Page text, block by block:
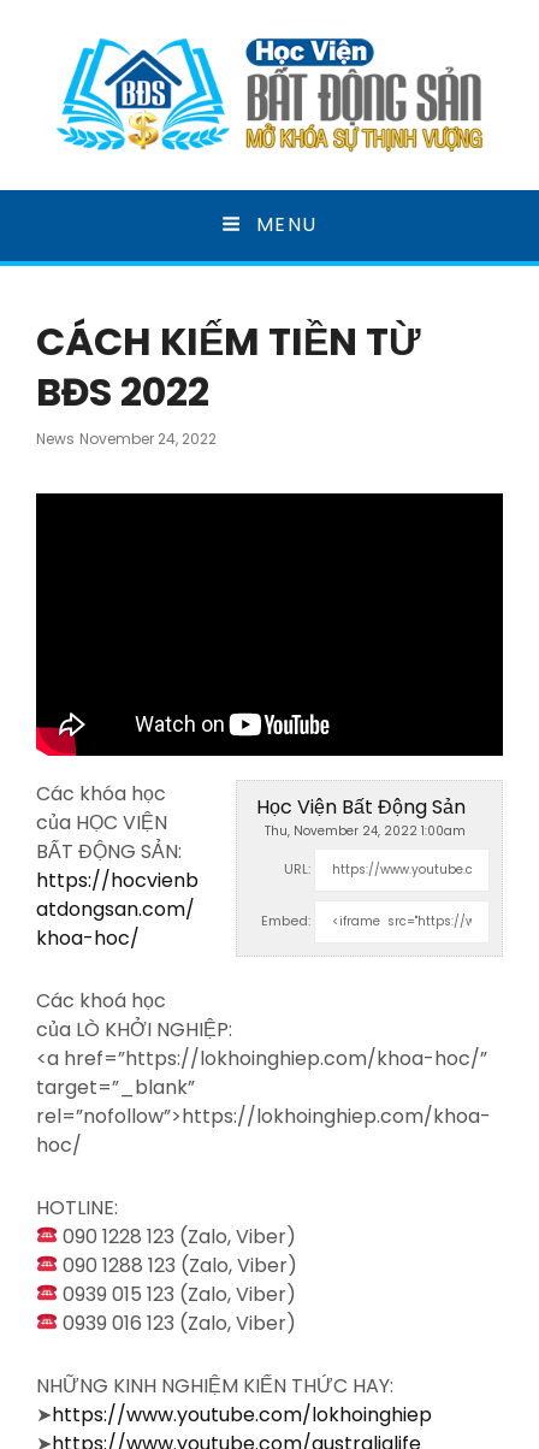
HỌC VIỆN BẤT ĐỘNG
SẢN
MENU
CÁCH KIẾM TIỀN TỪ
BĐS 2022
News Posted
November 24, 2022
Học Viện Bất Động Sản
Thu, November 24, 2022 1:00am
URL:
Embed:
Các khóa học
của HỌC VIỆN
BẤT ĐỘNG SẢN:
https://hocvienb
atdongsan.com/
khoa-hoc/
Các khoá học
của LÒ KHỞI NGHIỆP:
<a href=”https://lokhoinghiep.com/khoa-hoc/”
target=”_blank”
rel=”nofollow”>https://lokhoinghiep.com/khoa-
hoc/
HOTLINE:
090 1228 123 (Zalo, Viber)
090 1288 123 (Zalo, Viber)
0939 015 123 (Zalo, Viber)
0939 016 123 (Zalo, Viber)
NHỮNG KINH NGHIỆM KIẾN THỨC HAY:
➤https://www.youtube.com/lokhoinghiep
➤https://www.youtube.com/australialife